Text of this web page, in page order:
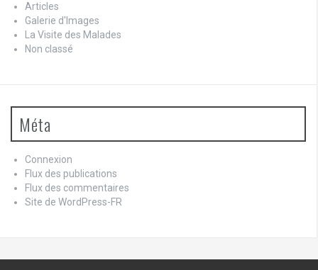
Articles
Galerie d'Images
La Visite des Malades
Non classé
Méta
Connexion
Flux des publications
Flux des commentaires
Site de WordPress-FR